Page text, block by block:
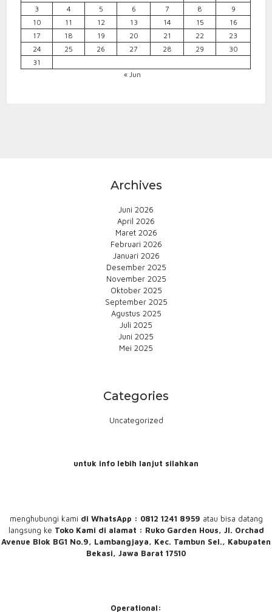
3
4 5 6 7 8
9
10
11 12 13 14 15
16
17
18 19 20 21 22
23
24
25 26 27 28 29
30
31
« Jun
Archives
Juni 2026
April 2026
Maret 2026
Februari 2026
Januari 2026
Desember 2025
November 2025
Oktober 2025
September 2025
Agustus 2025
Juli 2025
Juni 2025
Mei 2025
Categories
Uncategorized
untuk info lebih lanjut silahkan
menghubungi kami di WhatsApp : 0812 1241 8959 atau bisa datang
langsung ke Toko Kami di alamat : Ruko Garden Hous, Jl. Orchad
Avenue Blok BG1 No.9, Lambangjaya, Kec. Tambun Sel., Kabupaten
Bekasi, Jawa Barat 17510
Operational: